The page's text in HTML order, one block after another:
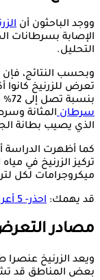
ووجد الباحثون أن
الإصابة بسرطانات
التحليل.
وبحسب النتائج،
تعرض للزرنيخ كانوا
بنسبة تصل إلى 72% مقارنة بالأشخاص الأقل تعرضا له، خاصة
سرطانالمثانة
الذي يصيب بطانة
كما أظهرت الدراسة
ميكروجرامات لكل
قد يهمك: احذر- 5 أعراض لسرطان البروستاتا تظهر أثناء التبول
مصادر
ويعد الزرنيخ عنصرا
بعض المناطق قد